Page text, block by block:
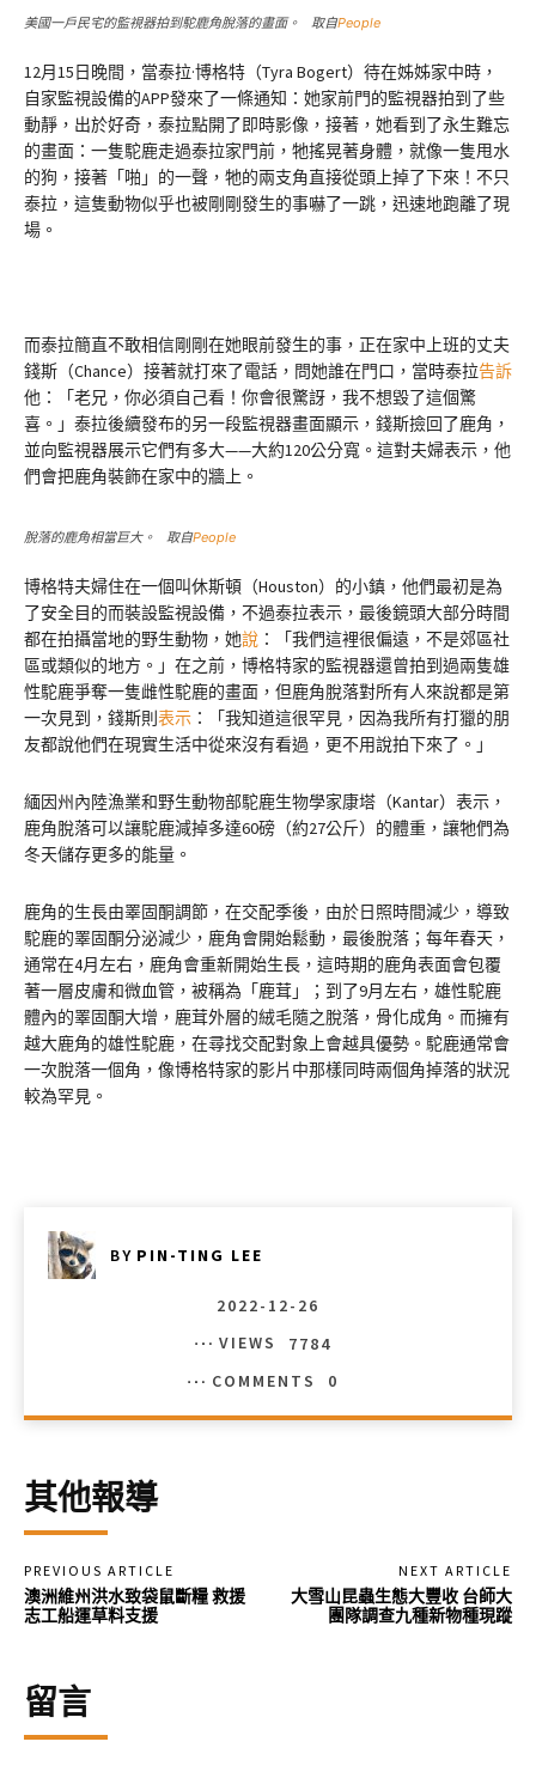
美國一戶民宅的監視器拍到駝鹿角脫落的畫面。 取自People
12月15日晚間，當泰拉·博格特（Tyra Bogert）待在姊姊家中時，
自家監視設備的APP發來了一條通知：她家前門的監視器拍到了些
動靜，出於好奇，泰拉點開了即時影像，接著，她看到了永生難忘
的畫面：一隻駝鹿走過泰拉家門前，牠搖晃著身體，就像一隻甩水
的狗，接著「啪」的一聲，牠的兩支角直接從頭上掉了下來！不只
泰拉，這隻動物似乎也被剛剛發生的事嚇了一跳，迅速地跑離了現
場。
而泰拉簡直不敢相信剛剛在她眼前發生的事，正在家中上班的丈夫
錢斯（Chance）接著就打來了電話，問她誰在門口，當時泰拉告訴
他：「老兄，你必須自己看！你會很驚訝，我不想毀了這個驚
喜。」泰拉後續發布的另一段監視器畫面顯示，錢斯撿回了鹿角，
並向監視器展示它們有多大——大約120公分寬。這對夫婦表示，他
們會把鹿角裝飾在家中的牆上。
脫落的鹿角相當巨大。 取自People
博格特夫婦住在一個叫休斯頓（Houston）的小鎮，他們最初是為
了安全目的而裝設監視設備，不過泰拉表示，最後鏡頭大部分時間
都在拍攝當地的野生動物，她說 ：「我們這裡很偏遠，不是郊區社
區或類似的地方。」在之前，博格特家的監視器還曾拍到過兩隻雄
性駝鹿爭奪一隻雌性駝鹿的畫面，但鹿角脫落對所有人來說都是第
一次見到，錢斯則表示 ：「我知道這很罕見，因為我所有打獵的朋
友都說他們在現實生活中從來沒有看過，更不用說拍下來了。」
緬因州內陸漁業和野生動物部駝鹿生物學家康塔（Kantar）表示，
鹿角脫落可以讓駝鹿減掉多達60磅（約27公斤）的體重，讓牠們為
冬天儲存更多的能量。
鹿角的生長由睪固酮調節，在交配季後，由於日照時間減少，導致
駝鹿的睪固酮分泌減少，鹿角會開始鬆動，最後脫落；每年春天，
通常在4月左右，鹿角會重新開始生長，這時期的鹿角表面會包覆
著一層皮膚和微血管，被稱為「鹿茸」；到了9月左右，雄性駝鹿
體內的睪固酮大增，鹿茸外層的絨毛隨之脫落，骨化成角。而擁有
越大鹿角的雄性駝鹿，在尋找交配對象上會越具優勢。駝鹿通常會
一次脫落一個角，像博格特家的影片中那樣同時兩個角掉落的狀況
較為罕見。
BY PIN-TING LEE
2022-12-26
VIEWS
7784
COMMENTS
0
其他報導
PREVIOUS ARTICLE
澳洲維州洪水致袋鼠斷糧 救援
志工船運草料支援
NEXT ARTICLE
大雪山昆蟲生態大豐收 台師大
團隊調查九種新物種現蹤
留言